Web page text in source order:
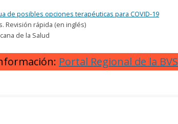
de posibles opciones terapéuticas para COVID-19
Revisión rápida (en inglés)
de la Salud
Portal Regional de la BVS